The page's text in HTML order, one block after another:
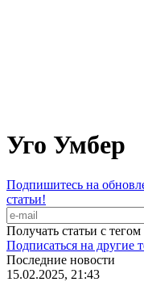
Уго Умбер
Подпишитесь на
статьи!
Получать статьи с
Подписаться на другие
Последние новости
15.02.2025, 21:43